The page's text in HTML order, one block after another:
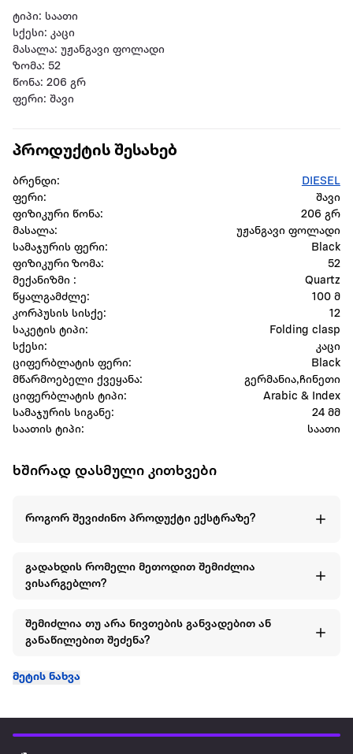
ტიპი: საათი
სქესი: კაცი
მასალა: უჟანგავი ფოლადი
ზომა: 52
წონა: 206 გრ
ფერი: შავი
პროდუქტის შესახებ
ბრენდი:
DIESEL
ფერი:
შავი
ფიზიკური წონა:
206 გრ
მასალა:
უჟანგავი ფოლადი
სამაჯურის ფერი:
Black
ფიზიკური ზომა:
52
მექანიზმი :
Quartz
წყალგამძლე:
100 მ
კორპუსის სისქე:
12
საკეტის ტიპი:
Folding clasp
სქესი:
კაცი
ციფერბლატის ფერი:
Black
მწარმოებელი ქვეყანა:
გერმანია,ჩინეთი
ციფერბლატის ტიპი:
Arabic & Index
სამაჯურის სიგანე:
24 მმ
საათის ტიპი:
საათი
ხშირად დასმული კითხვები
როგორ შევიძინო პროდუქტი ექსტრაზე?
გადახდის რომელი მეთოდით შემიძლია
ვისარგებლო?
შემიძლია თუ არა ნივთების განვადებით ან
განაწილებით შეძენა?
მეტის ნახვა